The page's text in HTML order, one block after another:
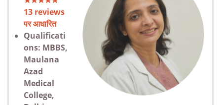
13 reviews
पर आधारित
Qualificati
ons: MBBS,
Maulana
Azad
Medical
College,